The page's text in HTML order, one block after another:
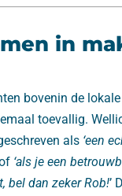
in
bovenin de
toevallig.
als ‘een
‘als je een
bel dan zeker Rob!’